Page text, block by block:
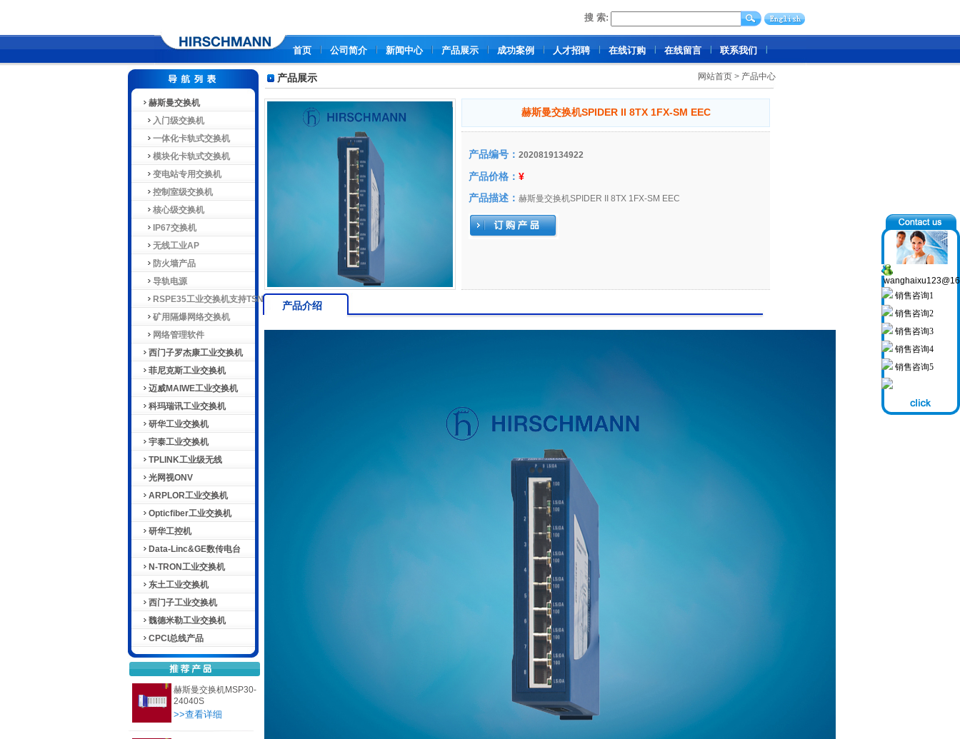
搜 索:
首页 公司简介 新闻中心 产品展示 成功案例 人才招聘 在线订购 在线留言 联系我们
赫斯曼交换机
入门级交换机
一体化卡轨式交换机
模块化卡轨式交换机
变电站专用交换机
控制室级交换机
核心级交换机
IP67交换机
无线工业AP
防火墙产品
导轨电源
RSPE35工业交换机支持TSN
矿用隔爆网络交换机
网络管理软件
西门子罗杰康工业交换机
菲尼克斯工业交换机
迈威MAIWE工业交换机
科玛瑞讯工业交换机
研华工业交换机
宇泰工业交换机
TPLINK工业级无线
光网视ONV
ARPLOR工业交换机
Opticfiber工业交换机
研华工控机
Data-Linc&GE数传电台
N-TRON工业交换机
东土工业交换机
西门子工业交换机
魏德米勒工业交换机
CPCI总线产品
赫斯曼交换机MSP30-
24040S
>>查看详细
产品展示 网站首页 > 产品中心
赫斯曼交换机SPIDER II 8TX 1FX-SM EEC
产品编号： 2020819134922
产品价格： ¥
产品描述： 赫斯曼交换机SPIDER II 8TX 1FX-SM EEC
产品介绍
销售咨询1
销售咨询2
销售咨询3
销售咨询4
销售咨询5